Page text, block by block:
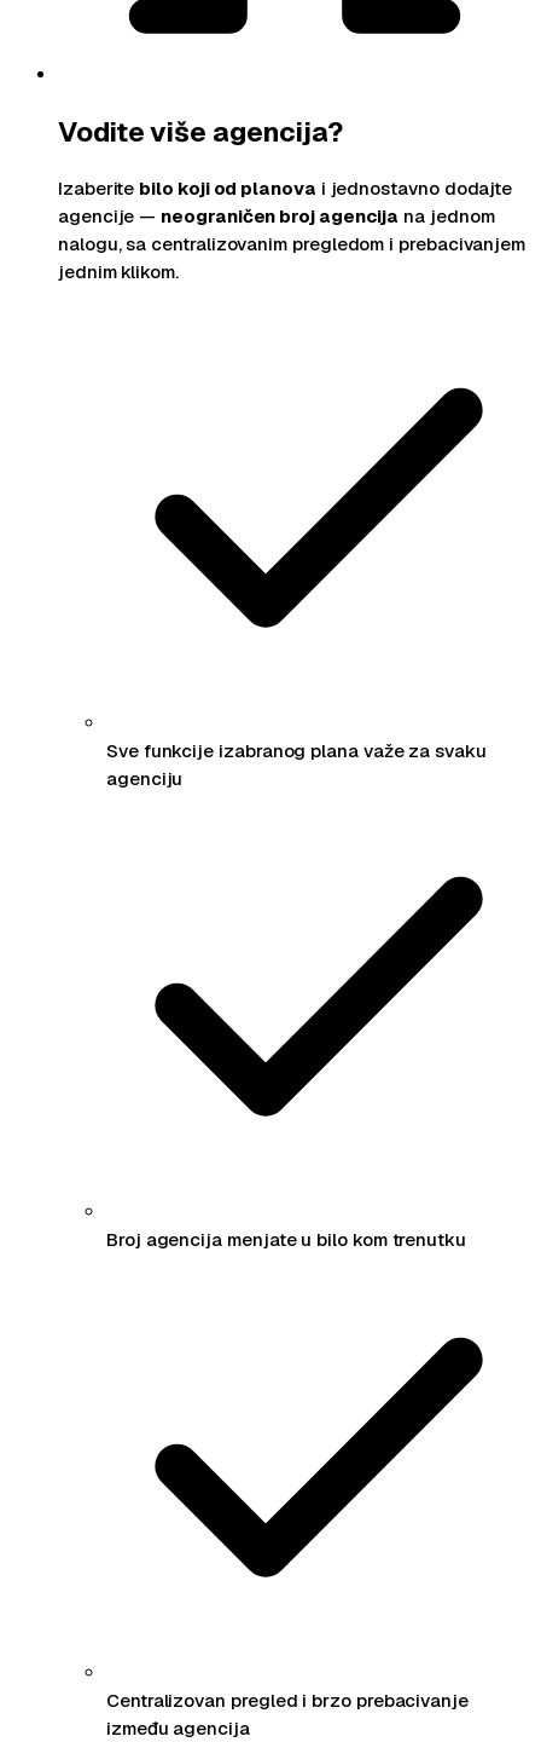
Vodite više agencija?
Izaberite bilo koji od planova i jednostavno dodajte
agencije — neograničen broj agencija na jednom
nalogu, sa centralizovanim pregledom i prebacivanjem
jednim klikom.
Sve funkcije izabranog plana važe za svaku
agenciju
Broj agencija menjate u bilo kom trenutku
Centralizovan pregled i brzo prebacivanje
između agencija